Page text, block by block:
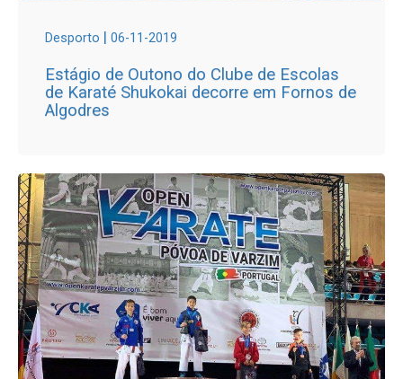
Desporto | 06-11-2019
Estágio de Outono do Clube de Escolas
de Karaté Shukokai decorre em Fornos de
Algodres